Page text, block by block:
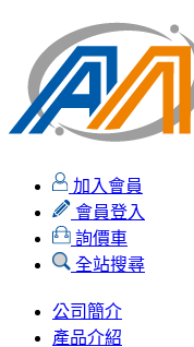
加入會員
會員登入
詢價車
全站搜尋
公司簡介
產品介紹